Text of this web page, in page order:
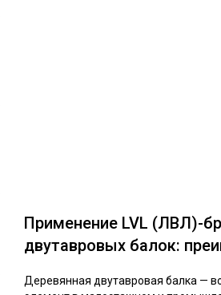
Применение LVL (ЛВЛ)-
двутавровых балок:
Деревянная двутавровая балка —